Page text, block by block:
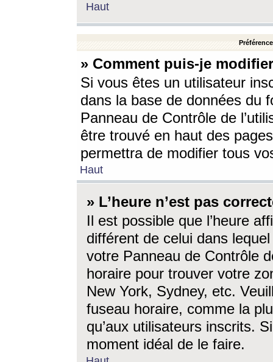
Haut
» Comment puis-je
Si vous êtes un utilisateur
dans la base de données du
Panneau de Contrôle de
être trouvé en haut des
permettra de modifier tous
Haut
» L’heure n’est pas
Il est possible que l’heure
différent de celui dans
votre Panneau de Contrôle
horaire pour trouver votre
New York, Sydney, etc.
fuseau horaire, comme la
qu’aux utilisateurs inscrits.
moment idéal de le faire.